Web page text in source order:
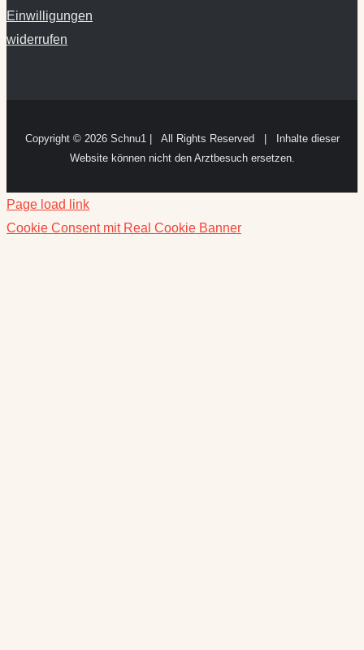
Einwilligungen
widerrufen
Copyright © 2026 Schnu1 | All Rights Reserved | Inhalte dieser
Website können nicht den Arztbesuch ersetzen.
Page load link
Cookie Consent mit Real Cookie Banner